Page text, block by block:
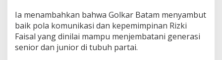
Ia menambahkan bahwa Golkar Batam menyambut
baik pola komunikasi dan kepemimpinan Rizki
Faisal yang dinilai mampu menjembatani generasi
senior dan junior di tubuh partai.